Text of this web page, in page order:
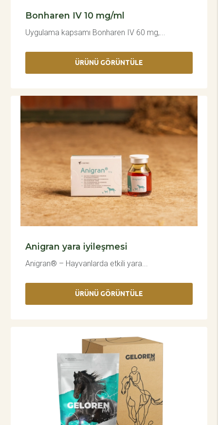
Bonharen IV 10 mg/ml
Uygulama kapsamı Bonharen IV 60 mg,...
ÜRÜNÜ GÖRÜNTÜLE
Anigran yara iyileşmesi
Anigran® – Hayvanlarda etkili yara...
ÜRÜNÜ GÖRÜNTÜLE